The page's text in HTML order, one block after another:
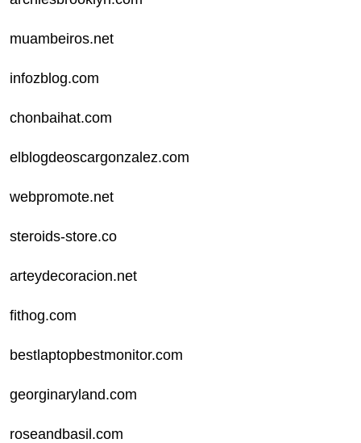
muambeiros.net
infozblog.com
chonbaihat.com
elblogdeoscargonzalez.com
webpromote.net
steroids-store.co
arteydecoracion.net
fithog.com
bestlaptopbestmonitor.com
georginaryland.com
roseandbasil.com